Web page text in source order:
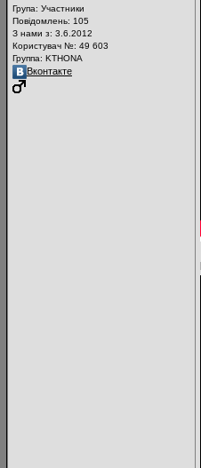
Група: Участники
Повідомлень: 105
З нами з: 3.6.2012
Користувач №: 49 603
Группа: KTHONA
Вконтакте